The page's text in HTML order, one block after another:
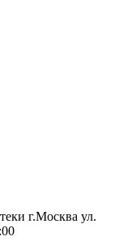
г.Москва ул.